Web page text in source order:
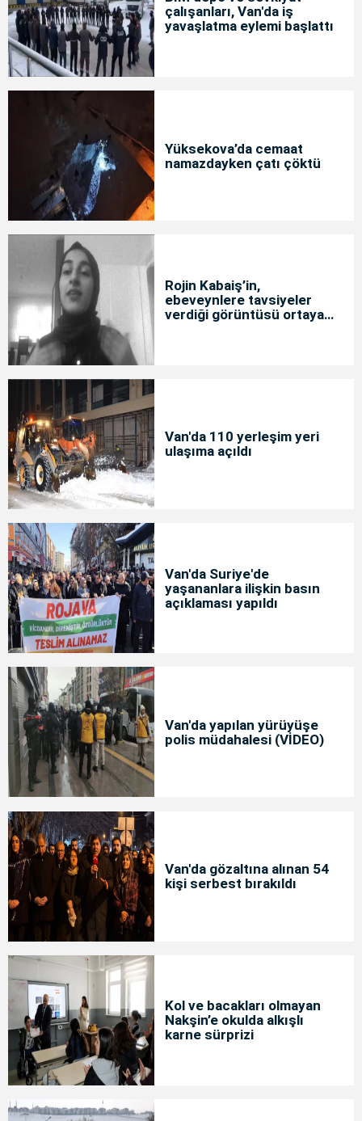
çalışanları, Van'da iş
yavaşlatma eylemi başlattı
Yüksekova’da cemaat
namazdayken çatı çöktü
Rojin Kabaiş’in,
ebeveynlere tavsiyeler
verdiği görüntüsü ortaya
Van'da 110 yerleşim yeri
ulaşıma açıldı
Van'da Suriye'de
yaşananlara ilişkin basın
açıklaması yapıldı
Van'da yapılan yürüyüşe
polis müdahalesi (VİDEO)
Van'da gözaltına alınan 54
kişi serbest bırakıldı
Kol ve bacakları olmayan
Nakşin’e okulda alkışlı
karne sürprizi